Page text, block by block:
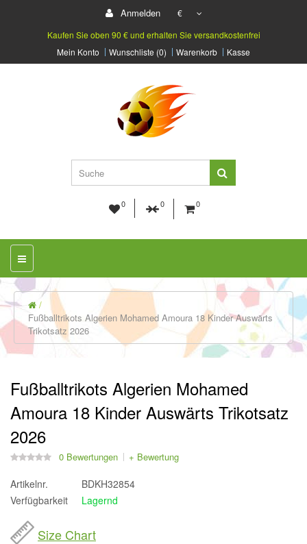
Anmelden
€
Kaufen Sie oben 90 € und erhalten Sie versandkostenfrei
Mein Konto
Wunschliste (0) Warenkorb Kasse
0 0 0
Fußballtrikots Algerien Mohamed Amoura 18 Kinder Auswärts
Trikotsatz 2026
Fußballtrikots Algerien Mohamed
Amoura 18 Kinder Auswärts Trikotsatz
2026
0 Bewertungen + Bewertung
Artikelnr.
BDKH32854
Verfügbarkeit
Lagernd
Size Chart